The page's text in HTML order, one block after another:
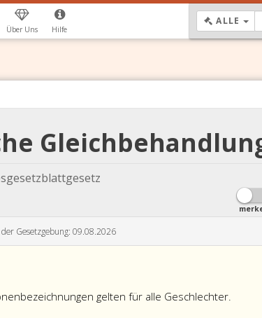
Über Uns Hilfe
ALLE
Gesetzgebung: 09.08.2026
gelten für alle Geschlechter.